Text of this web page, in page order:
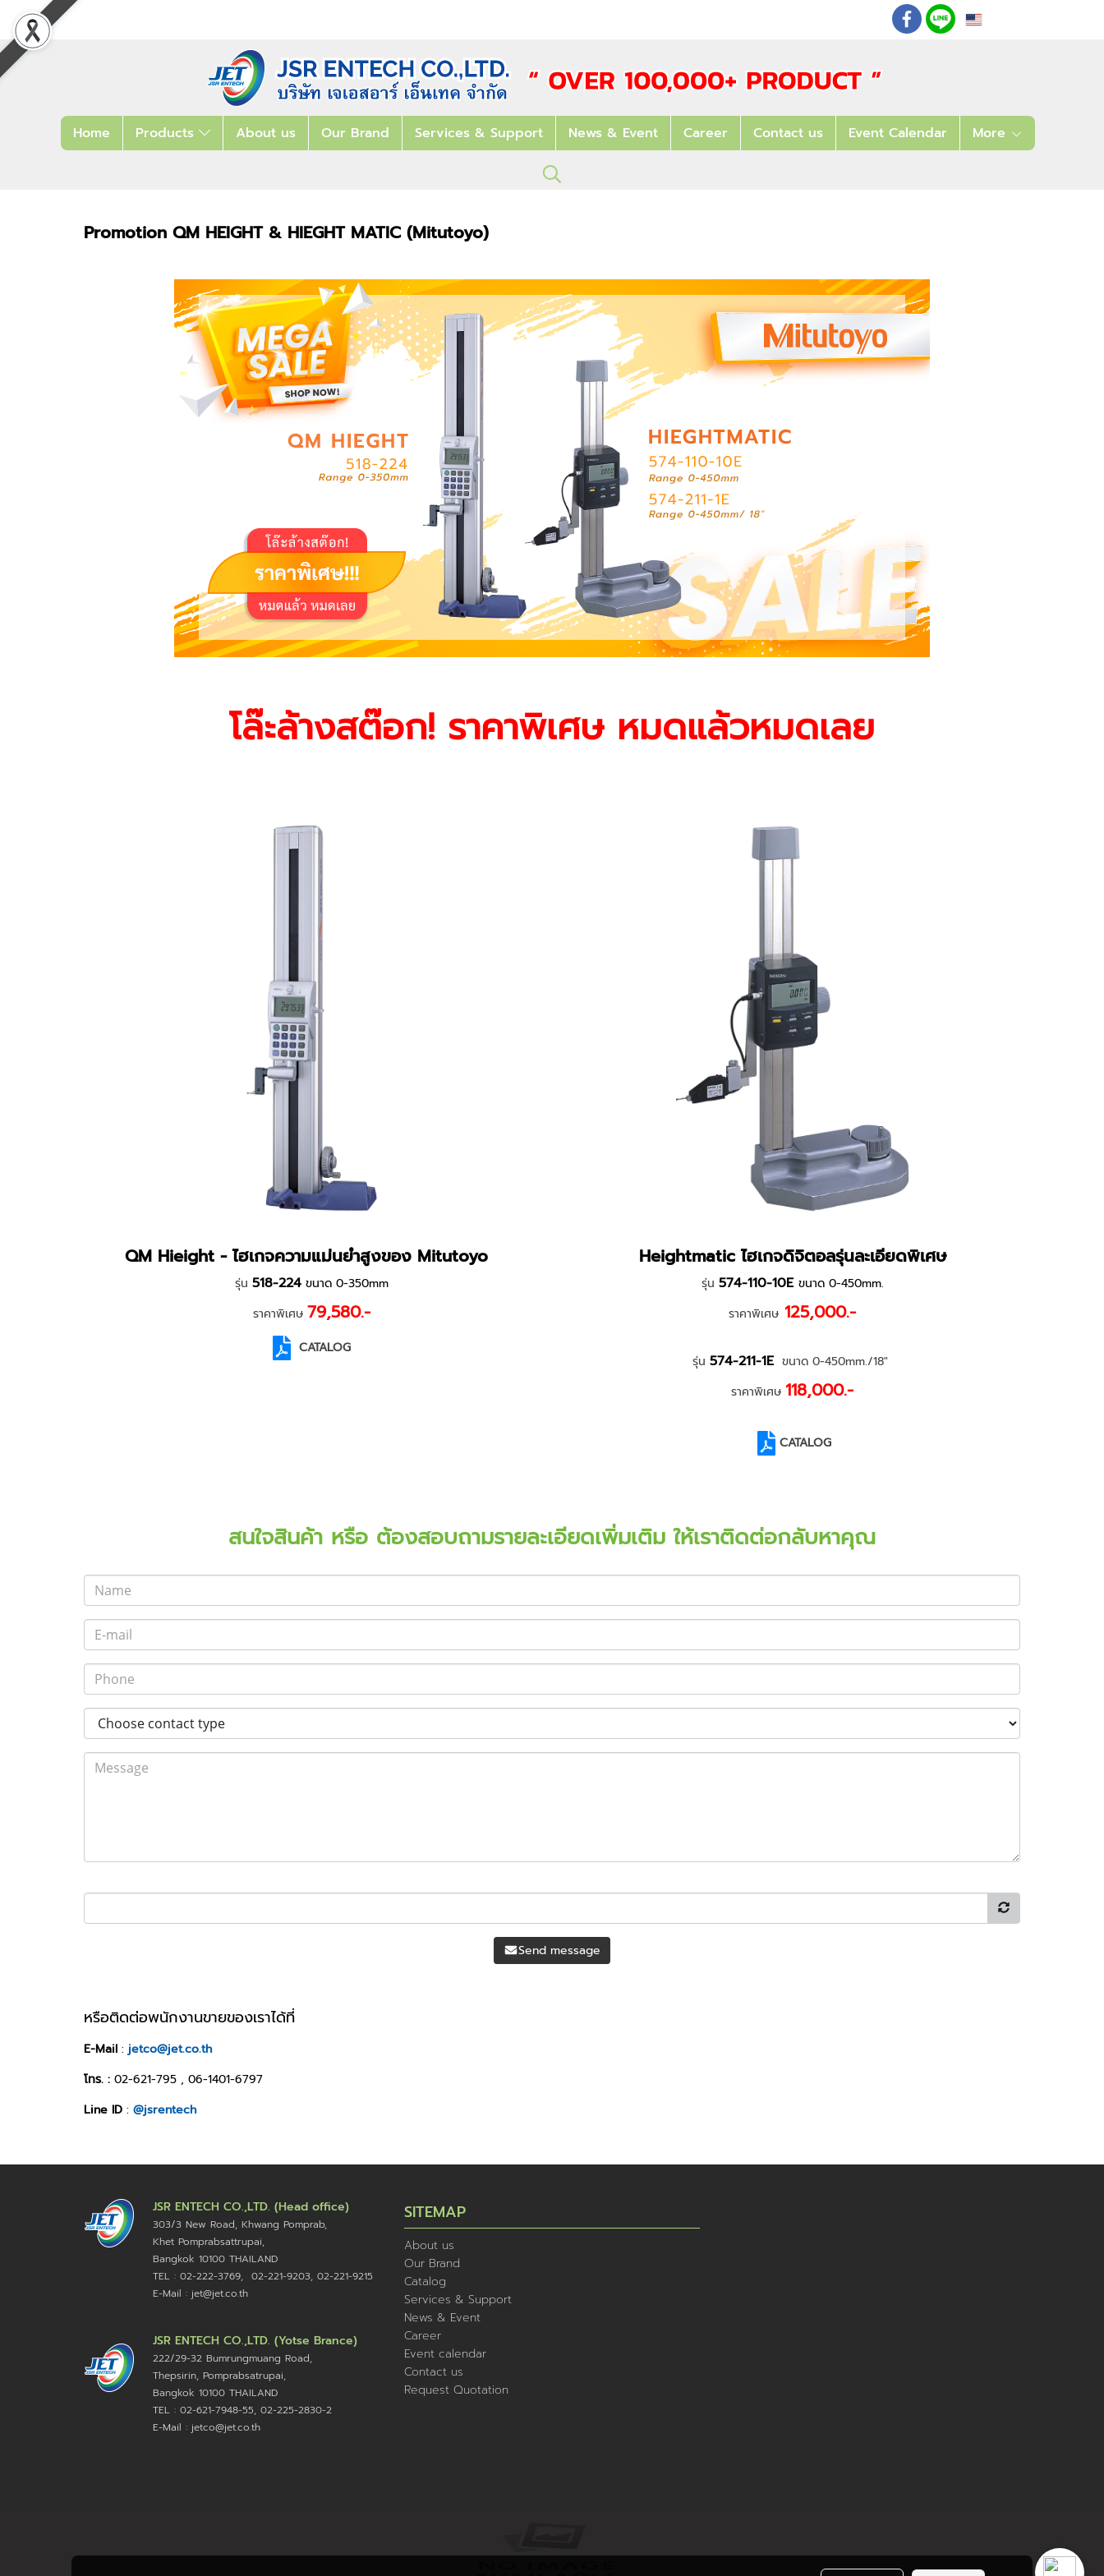
EN
Home Products About us Our Brand Services & Support News & Event Career Contact us Event Calendar More
Promotion QM HEIGHT & HIEGHT MATIC (Mitutoyo)
โล๊ะล้างสต๊อก! ราคาพิเศษ หมดแล้วหมดเลย
QM Hieight - ไฮเกจความแม่นยำสูงของ Mitutoyo
รุ่น 518-224 ขนาด 0-350mm
ราคาพิเศษ 79,580.-
CATALOG
Heightmatic ไฮเกจดิจิตอลรุ่นละเอียดพิเศษ
รุ่น 574-110-10E ขนาด 0-450mm.
ราคาพิเศษ 125,000.-
รุ่น 574-211-1E ขนาด 0-450mm./18"
ราคาพิเศษ 118,000.-
CATALOG
สนใจสินค้า หรือ ต้องสอบถามรายละเอียดเพิ่มเติม ให้เราติดต่อกลับหาคุณ
Send message
หรือติดต่อพนักงานขายของเราได้ที่
E-Mail : jetco@jet.co.th
โทร. : 02-621-795 , 06-1401-6797
Line ID : @jsrentech
JSR ENTECH CO.,LTD. (Head office)
303/3 New Road, Khwang Pomprab,
Khet Pomprabsattrupai,
Bangkok 10100 THAILAND
TEL : 02-222-3769, 02-221-9203, 02-221-9215
E-Mail : jet@jet.co.th
JSR ENTECH CO.,LTD. (Yotse Brance)
222/29-32 Bumrungmuang Road,
Thepsirin, Pomprabsatrupai,
Bangkok 10100 THAILAND
TEL : 02-621-7948-55, 02-225-2830-2
E-Mail : jetco@jet.co.th
SITEMAP
About us
Our Brand
Catalog
Services & Support
News & Event
Career
Event calendar
Contact us
Request Quotation